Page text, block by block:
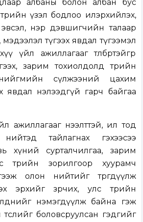
албаны болон албан бус
үзэл бодлоо илэрхийлэх,
нэр дэвшигчийн талаар
мэдээлэл түгээх явдал түгээмэл
үйл ажиллагааг төлбөртэйгөөр
зарим тохиолдолд төрийн
сүлжээний цахим
явдал нэлээдгүй гарч байгаа
ажиллагааг нээлттэй, ил тод
тайлагнах гэхээсээ
хүний сурталчилгаа, зарим
төрийн зорилгоор хуурамч
олон нийтийг төөрөгдүүлж
эрхийг зөрчих, улс төрийн
нэмэгдүүлж байна гэж
боловсруулсан гэдгийг